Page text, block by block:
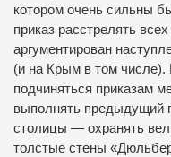
котором очень сильны
приказ расстрелять
аргументирован
(и на Крым в том числе).
подчиняться приказам
выполнять предыдущий
столицы — охранять
толстые стены